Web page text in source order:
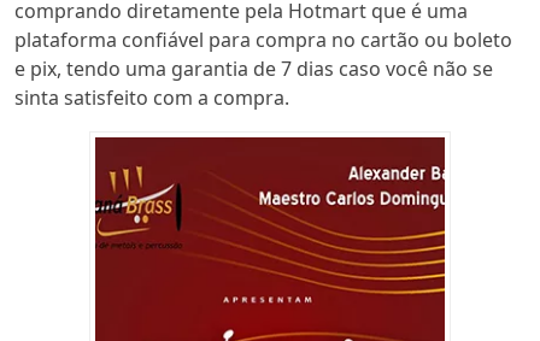
comprando diretamente pela Hotmart que é uma
plataforma confiável para compra no cartão ou boleto
e pix, tendo uma garantia de 7 dias caso você não se
sinta satisfeito com a compra.